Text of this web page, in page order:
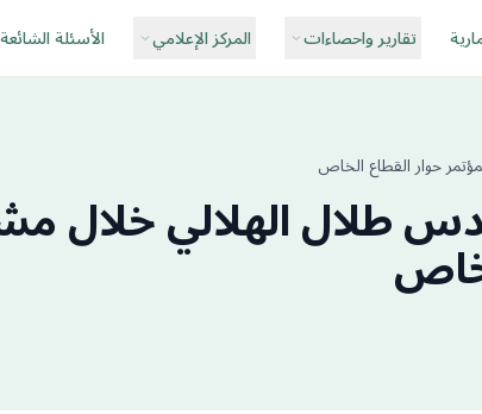
تقارير واحصاءات المركز الإعلامي الأسئلة الشائعة
حوار القطاع الخاص
طلال الهلالي خلال